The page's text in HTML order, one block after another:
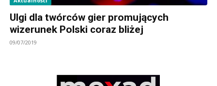
Ulgi dla twórców gier promujących
wizerunek Polski coraz bliżej
09/07/2019